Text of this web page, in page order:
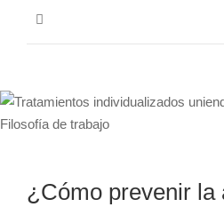
¿Cómo prevenir la